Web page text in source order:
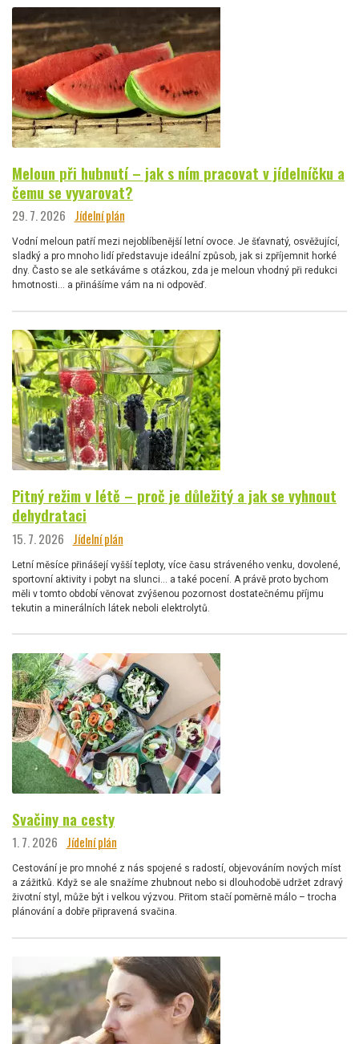
Meloun při hubnutí – jak s ním pracovat v jídelníčku a
čemu se vyvarovat?
29. 7. 2026 Jídelní plán
Vodní meloun patří mezi nejoblíbenější letní ovoce. Je šťavnatý, osvěžující,
sladký a pro mnoho lidí představuje ideální způsob, jak si zpříjemnit horké
dny. Často se ale setkáváme s otázkou, zda je meloun vhodný při redukci
hmotnosti… a přinášíme vám na ni odpověď.
Pitný režim v létě – proč je důležitý a jak se vyhnout
dehydrataci
15. 7. 2026 Jídelní plán
Letní měsíce přinášejí vyšší teploty, více času stráveného venku, dovolené,
sportovní aktivity i pobyt na slunci… a také pocení. A právě proto bychom
měli v tomto období věnovat zvýšenou pozornost dostatečnému příjmu
tekutin a minerálních látek neboli elektrolytů.
Svačiny na cesty
1. 7. 2026 Jídelní plán
Cestování je pro mnohé z nás spojené s radostí, objevováním nových míst
a zážitků. Když se ale snažíme zhubnout nebo si dlouhodobě udržet zdravý
životní styl, může být i velkou výzvou. Přitom stačí poměrně málo – trocha
plánování a dobře připravená svačina.